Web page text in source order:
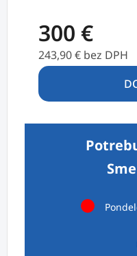
300 €
243,90 € bez DPH
Jednotková cena: